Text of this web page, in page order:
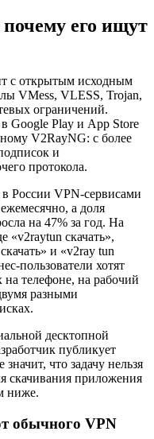
его ищут
с открытым исходным
VMess, VLESS, Trojan,
ограничений.
Google Play и App Store
V2RayNG: с более
и
протокола.
России VPN-сервисами
а доля
на 47% за год. На
«v2raytun скачать»,
и «v2ray tun
пользователи хотят
на телефоне, на рабочий
разными
десктопной
публикует
что задачу нельзя
скачивания приложения
ниже.
обычного VPN